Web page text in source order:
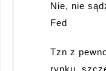
Nie, nie
Fed
Tzn z